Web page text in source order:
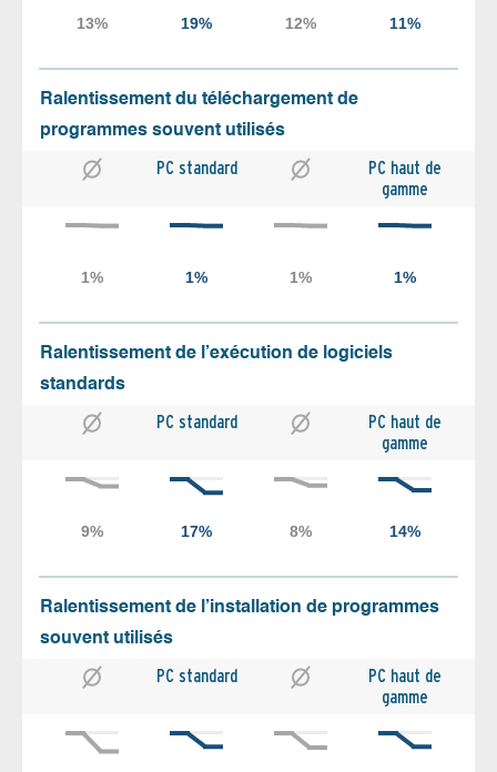
Ralentissement du téléchargement de
programmes souvent utilisés
PC standard
PC haut de
gamme
Ralentissement de l’exécution de logiciels
standards
PC standard
PC haut de
gamme
Ralentissement de l’installation de programmes
souvent utilisés
PC standard
PC haut de
gamme